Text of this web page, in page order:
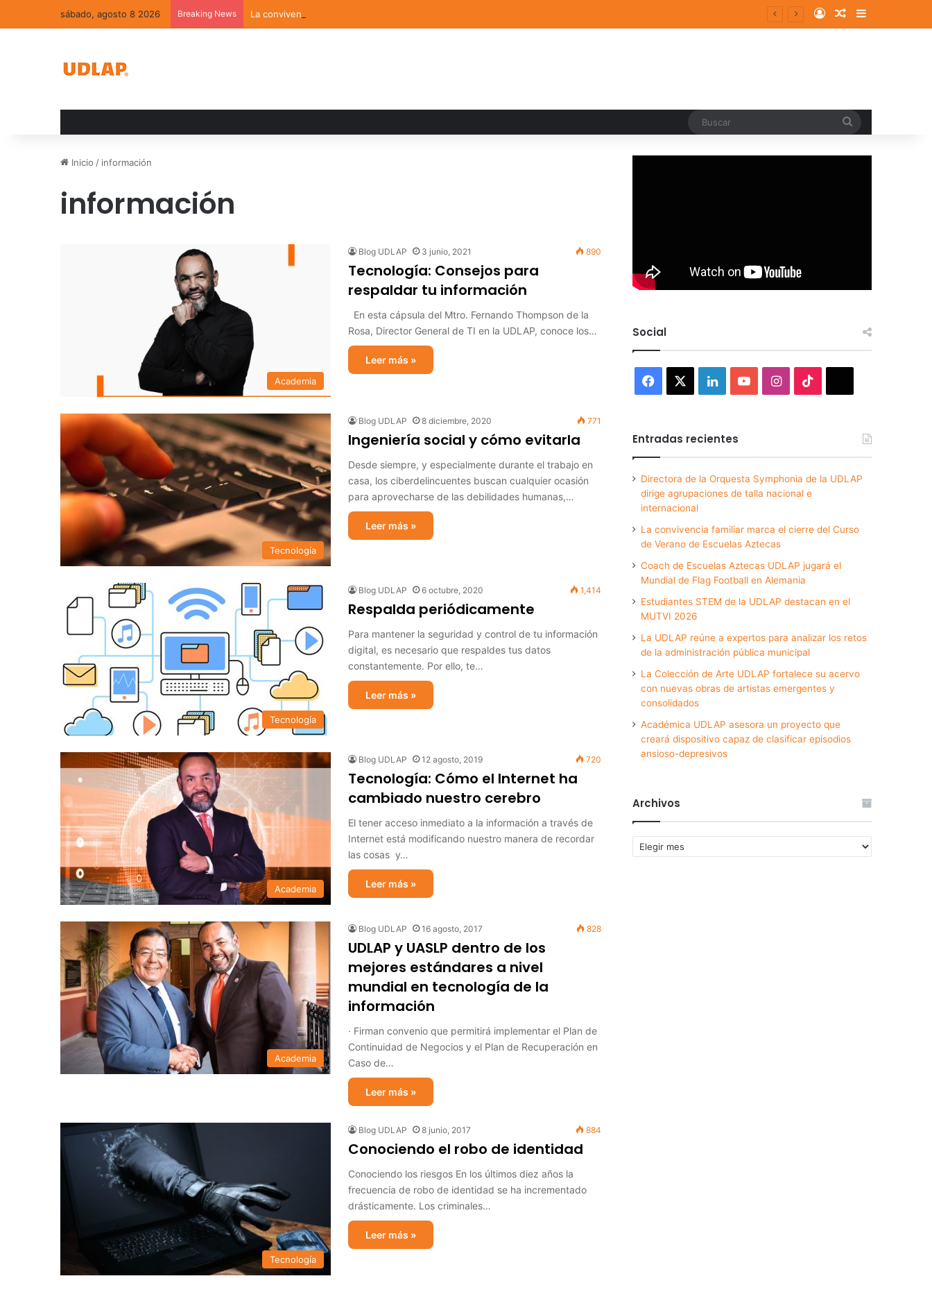
sábado, agosto 8 2026 Breaking News La convivencia familiar marca el cierre del Curso de Verano de Escuelas Aztecas Log InRandom Article
Sidebar
Inicio / información
información
Academia
Blog UDLAP 3 junio, 2021 890
Tecnología: Consejos para
respaldar tu información
En esta cápsula del Mtro. Fernando Thompson de la
Rosa, Director General de TI en la UDLAP, conoce los…
Leer más »
Tecnología
Blog UDLAP 8 diciembre, 2020 771
Ingeniería social y cómo evitarla
Desde siempre, y especialmente durante el trabajo en
casa, los ciberdelincuentes buscan cualquier ocasión
para aprovecharse de las debilidades humanas,…
Leer más »
Tecnología
Blog UDLAP 6 octubre, 2020 1,414
Respalda periódicamente
Para mantener la seguridad y control de tu información
digital, es necesario que respaldes tus datos
constantemente. Por ello, te…
Leer más »
Academia
Blog UDLAP 12 agosto, 2019 720
Tecnología: Cómo el Internet ha
cambiado nuestro cerebro
El tener acceso inmediato a la información a través de
Internet está modificando nuestro manera de recordar
las cosas y…
Leer más »
Academia
Blog UDLAP 16 agosto, 2017 828
UDLAP y UASLP dentro de los
mejores estándares a nivel
mundial en tecnología de la
información
· Firman convenio que permitirá implementar el Plan de
Continuidad de Negocios y el Plan de Recuperación en
Caso de…
Leer más »
Tecnología
Blog UDLAP 8 junio, 2017 884
Conociendo el robo de identidad
Conociendo los riesgos En los últimos diez años la
frecuencia de robo de identidad se ha incrementado
drásticamente. Los criminales…
Leer más »
Social
Facebook LinkedInYouTubeInstagram
Entradas recientes
Directora de la Orquesta Symphonia de la UDLAP
dirige agrupaciones de talla nacional e
internacional
La convivencia familiar marca el cierre del Curso
de Verano de Escuelas Aztecas
Coach de Escuelas Aztecas UDLAP jugará el
Mundial de Flag Football en Alemania
Estudiantes STEM de la UDLAP destacan en el
MUTVI 2026
La UDLAP reúne a expertos para analizar los retos
de la administración pública municipal
La Colección de Arte UDLAP fortalece su acervo
con nuevas obras de artistas emergentes y
consolidados
Académica UDLAP asesora un proyecto que
creará dispositivo capaz de clasificar episodios
ansioso-depresivos
Archivos
Archivos